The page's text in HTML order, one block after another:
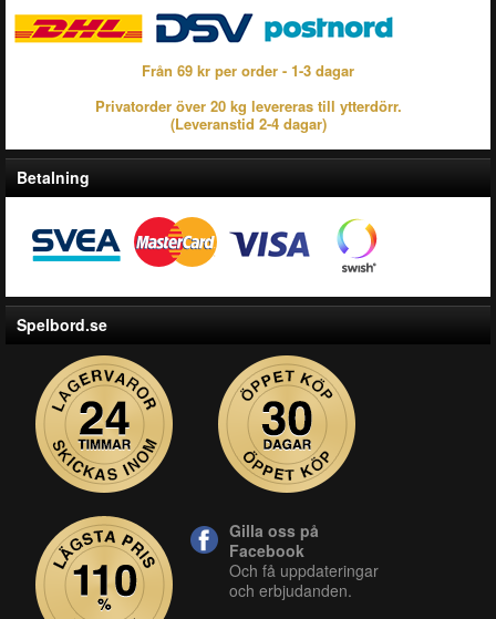
Från 69 kr per order - 1-3 dagar
Privatorder över 20 kg levereras till ytterdörr.
(Leveranstid 2-4 dagar)
Betalning
Spelbord.se
Gilla oss på
Facebook
Och få uppdateringar
och erbjudanden.